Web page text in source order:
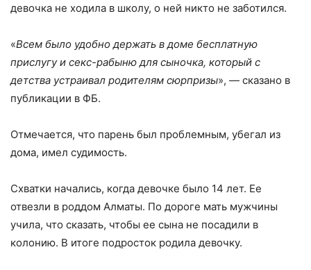
девочка не ходила в школу, о ней никто не заботился.
«Всем было удобно держать в доме бесплатную
прислугу и секс-рабыню для сыночка, который с
детства устраивал родителям сюрпризы», — сказано в
публикации в ФБ.
Отмечается, что парень был проблемным, убегал из
дома, имел судимость.
Схватки начались, когда девочке было 14 лет. Ее
отвезли в роддом Алматы. По дороге мать мужчины
учила, что сказать, чтобы ее сына не посадили в
колонию. В итоге подросток родила девочку.